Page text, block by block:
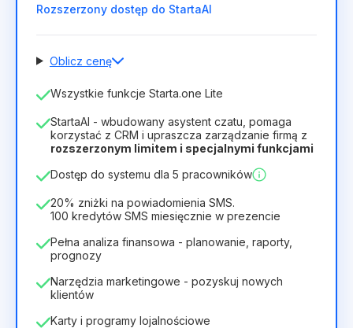
Rozszerzony dostęp do StartaAI
Oblicz cenę
Liczba pracowników
Czas trwania licencji
12 Months(zniżka -25%) Opłacalny
40zł28zł miesiąc
336zł za 12 Months
Wszystkie funkcje Starta.one Lite
StartaAI - wbudowany asystent czatu, pomaga
korzystać z CRM i upraszcza zarządzanie firmą z
rozszerzonym limitem i specjalnymi funkcjami
Dostęp do systemu dla 5 pracowników
20% zniżki na powiadomienia SMS.
100 kredytów SMS miesięcznie w prezencie
Pełna analiza finansowa - planowanie, raporty,
prognozy
Narzędzia marketingowe - pozyskuj nowych
klientów
Karty i programy lojalnościowe